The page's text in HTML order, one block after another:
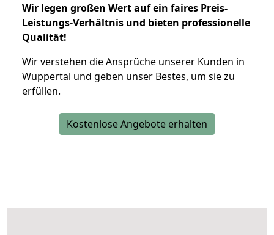
Wir legen großen Wert auf ein faires Preis-
Leistungs-Verhältnis und bieten professionelle
Qualität!
Wir verstehen die Ansprüche unserer Kunden in
Wuppertal und geben unser Bestes, um sie zu
erfüllen.
Kostenlose Angebote erhalten